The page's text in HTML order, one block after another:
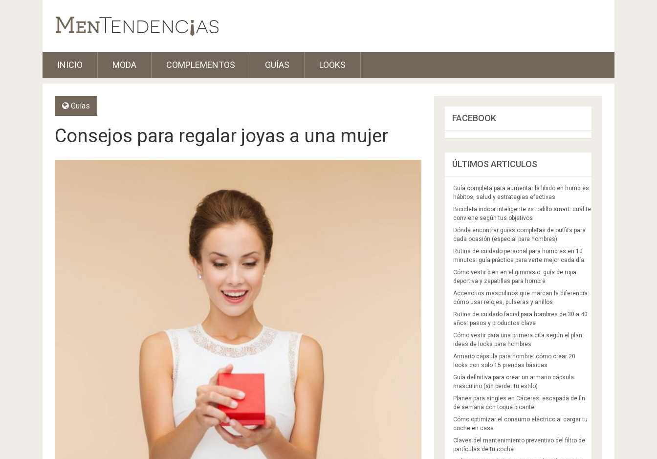
INICIO MODA COMPLEMENTOS GUÍAS LOOKS
Guías
Consejos para regalar joyas a una mujer
FACEBOOK
ÚLTIMOS ARTICULOS
Guía completa para aumentar la libido en hombres:
hábitos, salud y estrategias efectivas
Bicicleta indoor inteligente vs rodillo smart: cuál te
conviene según tus objetivos
Dónde encontrar guías completas de outfits para
cada ocasión (especial para hombres)
Rutina de cuidado personal para hombres en 10
minutos: guía práctica para verte mejor cada día
Cómo vestir bien en el gimnasio: guía de ropa
deportiva y zapatillas para hombre
Accesorios masculinos que marcan la diferencia:
cómo usar relojes, pulseras y anillos
Rutina de cuidado facial para hombres de 30 a 40
años: pasos y productos clave
Cómo vestir para una primera cita según el plan:
ideas de looks para hombres
Armario cápsula para hombre: cómo crear 20
looks con solo 15 prendas básicas
Guía definitiva para crear un armario cápsula
masculino (sin perder tu estilo)
Planes para singles en Cáceres: escapada de fin
de semana con toque picante
Cómo optimizar el consumo eléctrico al cargar tu
coche en casa
Claves del mantenimiento preventivo del filtro de
partículas de tu coche